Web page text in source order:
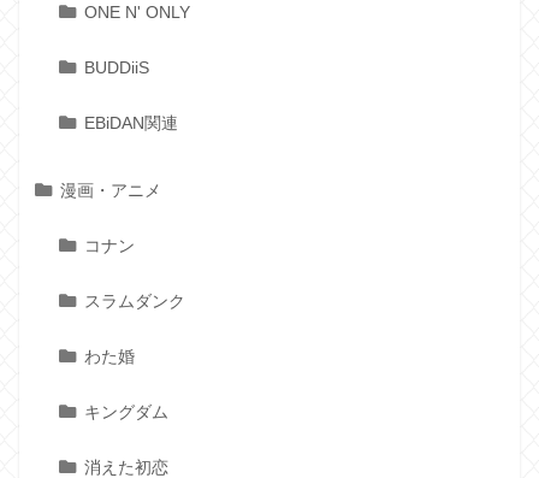
ONE N' ONLY
BUDDiiS
EBiDAN関連
漫画・アニメ
コナン
スラムダンク
わた婚
キングダム
消えた初恋